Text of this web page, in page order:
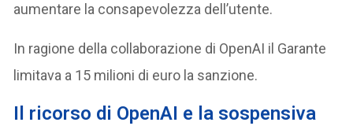
aumentare la consapevolezza dell’utente.
In ragione della collaborazione di OpenAI il Garante
limitava a 15 milioni di euro la sanzione.
Il ricorso di OpenAI e la sospensiva